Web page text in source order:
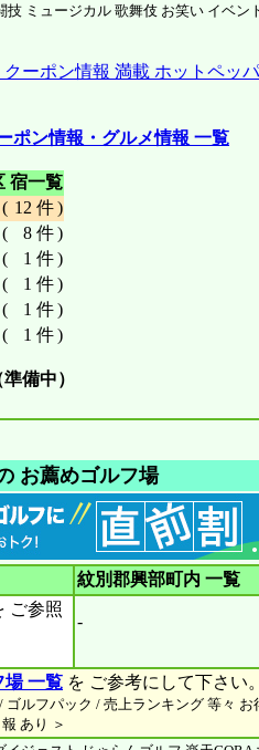
ミュージカル 歌舞伎 お笑い イベン
ーポン情報 満載 ホットペッ
ポン情報・グルメ情報 一覧
宿一覧
( 12 件)
( 8 件)
( 1 件)
( 1 件)
( 1 件)
( 1 件)
備中）
お薦めゴルフ場
紋別郡興部町内 一覧
ご参照
-
場 一覧 を ご参考にして下さい
ゴルフパック / 売上ランキング 等々 お
報 あり ＞